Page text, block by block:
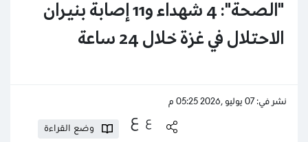
"الصحة": 4 شهداء و11 إصابة بنيران
الاحتلال في غزة خلال 24 ساعة
نشر في: 07 يوليو ,2026 05:25 م
ع ع
وضع القراءة